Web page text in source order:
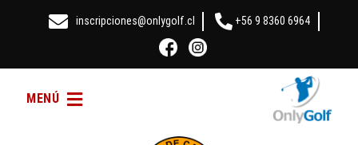
inscripciones@onlygolf.cl +56 9 8360 6964
MENÚ